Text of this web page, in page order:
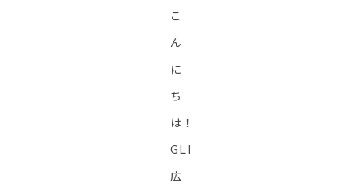
こ
ん
に
ち
は！
GLI
広